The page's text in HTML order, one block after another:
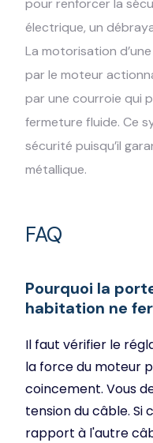
pour renforcer la
électrique, un
La motorisation
par le moteur
par une courroie qui
fermeture fluide. Ce
sécurité puisqu’il
métallique.
FAQ
Pourquoi la
habitation ne
Il faut vérifier le
la force du moteur
coincement. Vous
tension du câble.
rapport à l'autre